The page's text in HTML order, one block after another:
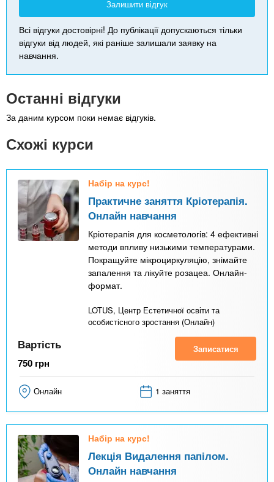
Залишити відгук
Всі відгуки достовірні! До публікації допускаються тільки
відгуки від людей, які раніше залишали заявку на
навчання.
Останні відгуки
За даним курсом поки немає відгуків.
Схожі курси
Набір на курс!
Практичне заняття Кріотерапія.
Онлайн навчання
Кріотерапія для косметологів: 4 ефективні
методи впливу низькими температурами.
Покращуйте мікроциркуляцію, знімайте
запалення та лікуйте розацеа. Онлайн-
формат.
LOTUS, Центр Естетичної освіти та
особистісного зростання (Онлайн)
Вартість
750 грн
Записатися
Онлайн 1 заняття
Набір на курс!
Лекція Видалення папілом.
Онлайн навчання